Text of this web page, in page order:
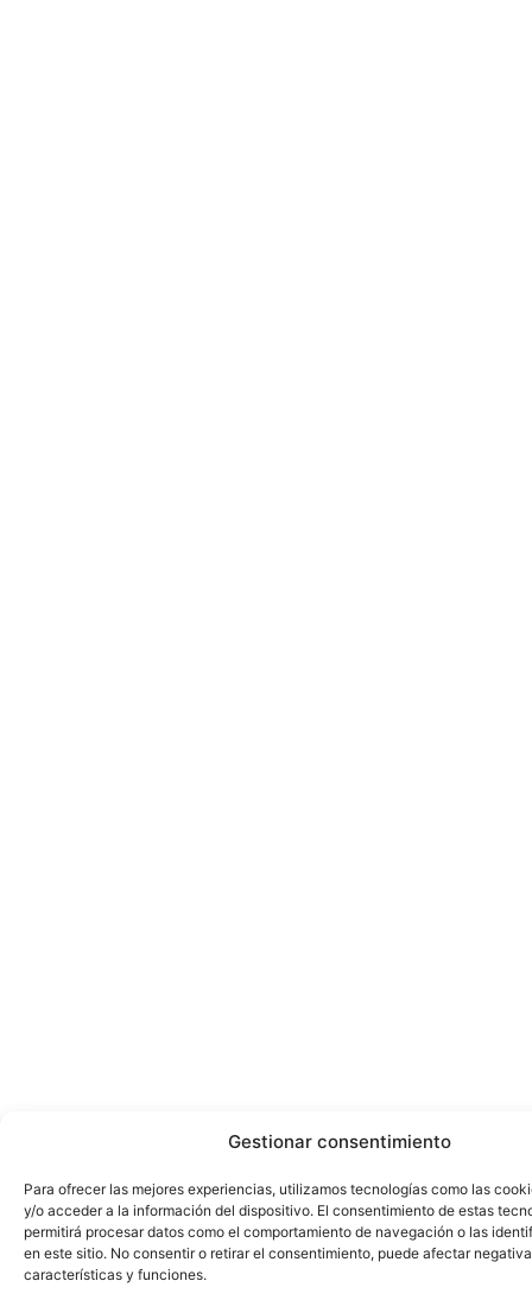
Gestionar consentimiento
Para ofrecer las mejores experiencias, utilizamos tecnologías como las
y/o acceder a la información del dispositivo. El consentimiento de estas
permitirá procesar datos como el comportamiento de navegación o las
en este sitio. No consentir o retirar el consentimiento, puede afectar
características y funciones.